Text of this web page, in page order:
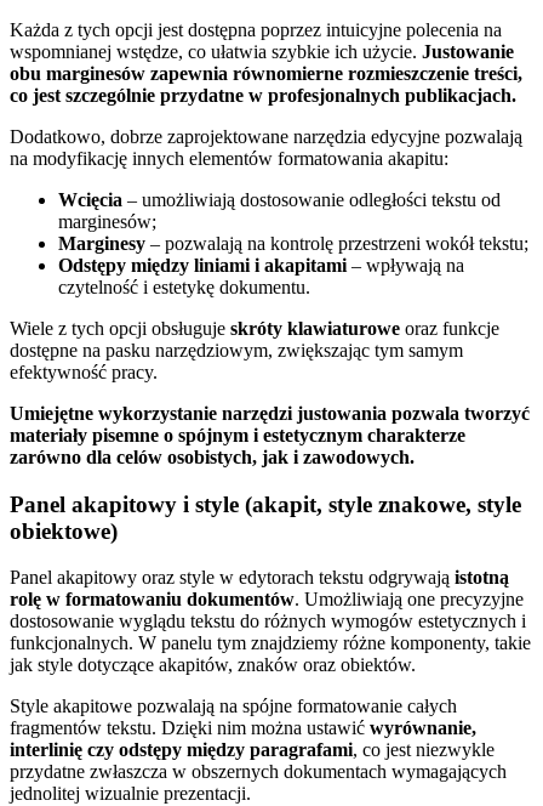
Każda z tych opcji jest dostępna poprzez intuicyjne polecenia na
wspomnianej wstędze, co ułatwia szybkie ich użycie. Justowanie
obu marginesów zapewnia równomierne rozmieszczenie treści,
co jest szczególnie przydatne w profesjonalnych publikacjach.
Dodatkowo, dobrze zaprojektowane narzędzia edycyjne pozwalają
na modyfikację innych elementów formatowania akapitu:
Wcięcia – umożliwiają dostosowanie odległości tekstu od
marginesów;
Marginesy – pozwalają na kontrolę przestrzeni wokół tekstu;
Odstępy między liniami i akapitami – wpływają na
czytelność i estetykę dokumentu.
Wiele z tych opcji obsługuje skróty klawiaturowe oraz funkcje
dostępne na pasku narzędziowym, zwiększając tym samym
efektywność pracy.
Umiejętne wykorzystanie narzędzi justowania pozwala tworzyć
materiały pisemne o spójnym i estetycznym charakterze
zarówno dla celów osobistych, jak i zawodowych.
Panel akapitowy i style (akapit, style znakowe, style
obiektowe)
Panel akapitowy oraz style w edytorach tekstu odgrywają istotną
rolę w formatowaniu dokumentów. Umożliwiają one precyzyjne
dostosowanie wyglądu tekstu do różnych wymogów estetycznych i
funkcjonalnych. W panelu tym znajdziemy różne komponenty, takie
jak style dotyczące akapitów, znaków oraz obiektów.
Style akapitowe pozwalają na spójne formatowanie całych
fragmentów tekstu. Dzięki nim można ustawić wyrównanie,
interlinię czy odstępy między paragrafami, co jest niezwykle
przydatne zwłaszcza w obszernych dokumentach wymagających
jednolitej wizualnie prezentacji.